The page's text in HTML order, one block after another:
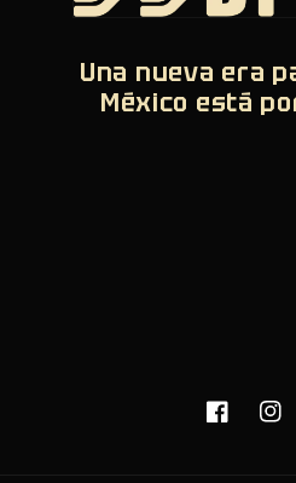
Una nueva era
México está
Facebook